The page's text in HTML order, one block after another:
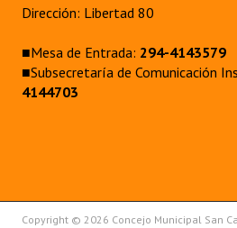
Dirección: Libertad 80
■Mesa de Entrada: 294-4143579
■Subsecretaría de Comunicación
4144703
Copyright © 2026 Concejo Municipal San